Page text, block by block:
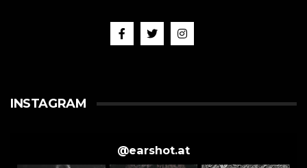
INSTAGRAM
@earshot.at